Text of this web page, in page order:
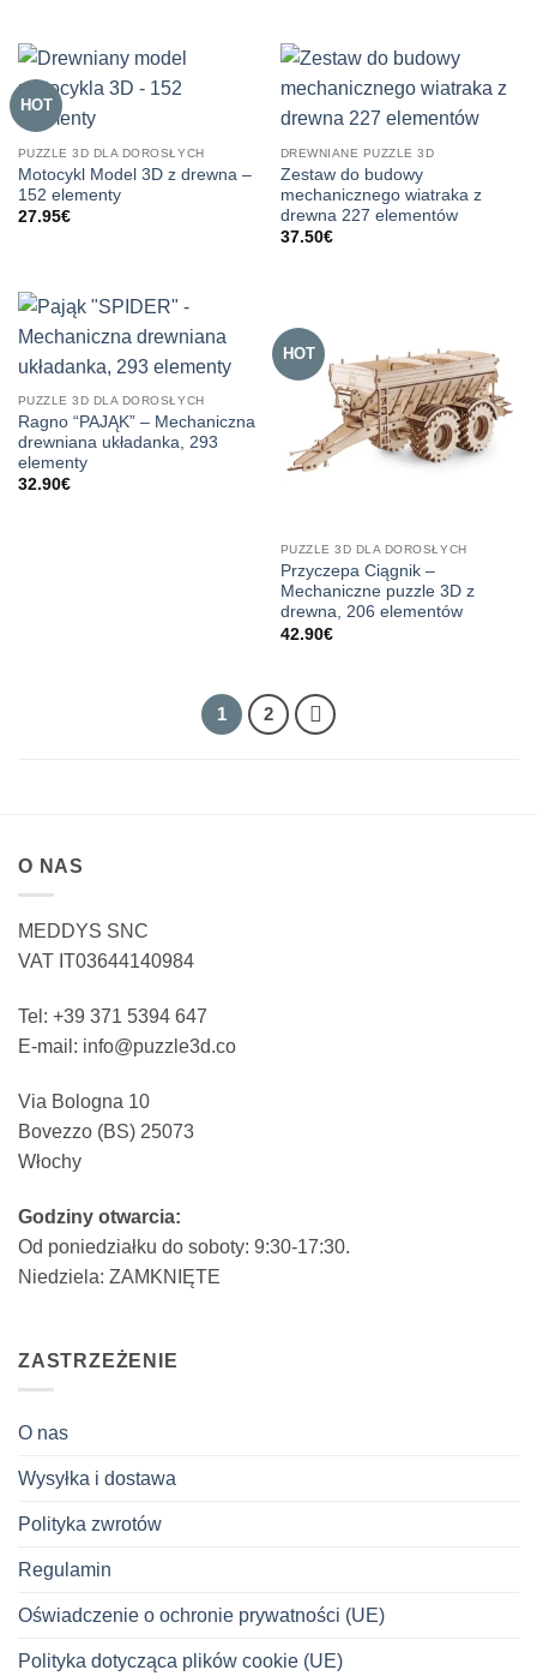
HOT
PUZZLE 3D DLA DOROSŁYCH
Motocykl Model 3D z drewna –
152 elementy
27.95€
DREWNIANE PUZZLE 3D
Zestaw do budowy
mechanicznego wiatraka z
drewna 227 elementów
37.50€
PUZZLE 3D DLA DOROSŁYCH
Ragno “PAJĄK” – Mechaniczna
drewniana układanka, 293
elementy
32.90€
HOT
PUZZLE 3D DLA DOROSŁYCH
Przyczepa Ciągnik –
Mechaniczne puzzle 3D z
drewna, 206 elementów
42.90€
1 2
O NAS
MEDDYS SNC
VAT IT03644140984
Tel: +39 371 5394 647
E-mail: info@puzzle3d.co
Via Bologna 10
Bovezzo (BS) 25073
Włochy
Godziny otwarcia:
Od poniedziałku do soboty: 9:30-17:30.
Niedziela: ZAMKNIĘTE
ZASTRZEŻENIE
O nas
Wysyłka i dostawa
Polityka zwrotów
Regulamin
Oświadczenie o ochronie prywatności (UE)
Polityka dotycząca plików cookie (UE)